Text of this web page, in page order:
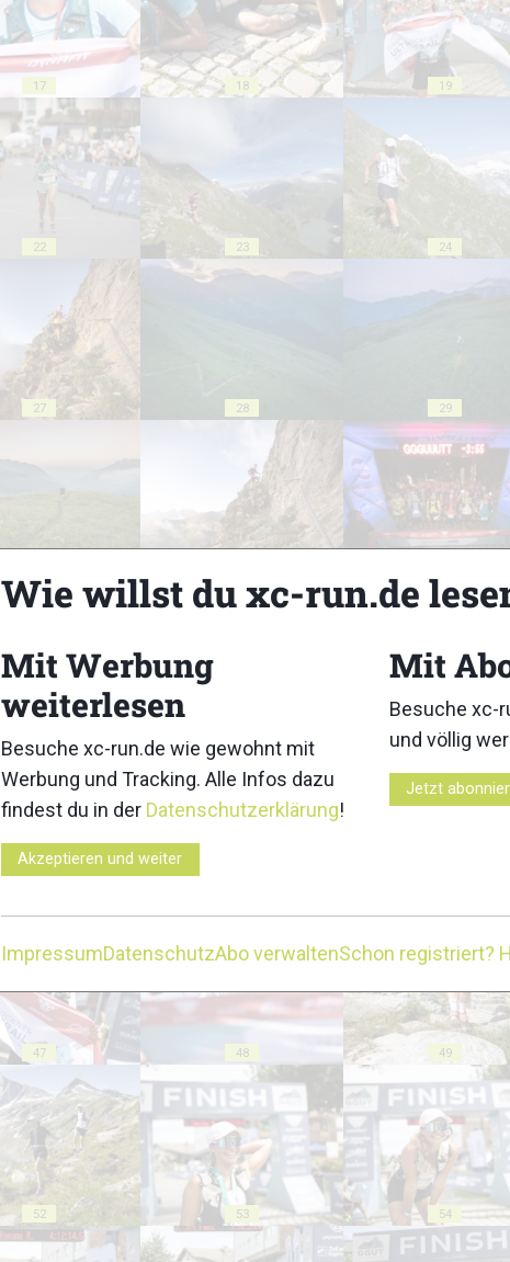
17 18 19
22 23 24
27 28 29
39
47 48 49
52 53 54
Wie willst du xc-run.de
Mit Werbung
weiterlesen
Besuche xc-run.de wie gewohnt mit
Werbung und Tracking. Alle Infos dazu
findest du in der Datenschutzerklärung!
Akzeptieren und weiter
Mit
Besuche xc-
und völlig
Jetzt
ImpressumDatenschutzAbo verwaltenSchon registriert?